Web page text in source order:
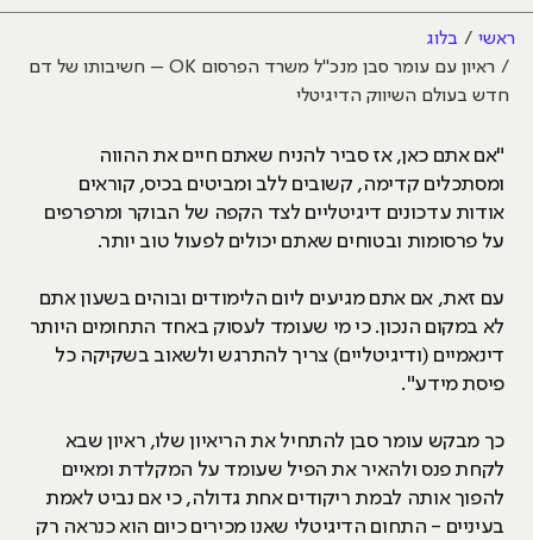
ראשי
בלוג
ראיון עם עומר סבן מנכ"ל משרד הפרסום OK – חשיבותו של דם
חדש בעולם השיווק הדיגיטלי
"אם אתם כאן, אז סביר להניח שאתם חיים את ההווה
ומסתכלים קדימה, קשובים ללב ומביטים בכיס, קוראים
אודות עדכונים דיגיטליים לצד הקפה של הבוקר ומרפרפים
על פרסומות ובטוחים שאתם יכולים לפעול טוב יותר.
עם זאת, אם אתם מגיעים ליום הלימודים ובוהים בשעון אתם
לא במקום הנכון. כי מי שעומד לעסוק באחד התחומים היותר
דינאמיים (ודיגיטליים) צריך להתרגש ולשאוב בשקיקה כל
פיסת מידע".
כך מבקש עומר סבן להתחיל את הריאיון שלו, ראיון שבא
לקחת פנס ולהאיר את הפיל שעומד על המקלדת ומאיים
להפוך אותה לבמת ריקודים אחת גדולה, כי אם נביט לאמת
בעיניים - התחום הדיגיטלי שאנו מכירים כיום הוא כנראה רק